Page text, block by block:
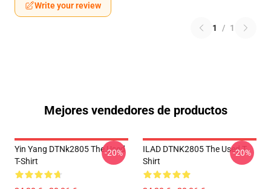
Write your review
1 / 1
Mejores vendedores de productos
Yin Yang DTNk2805 The Used
T-Shirt
-20%
ILAD DTNK2805 The Used T-
Shirt
-20%